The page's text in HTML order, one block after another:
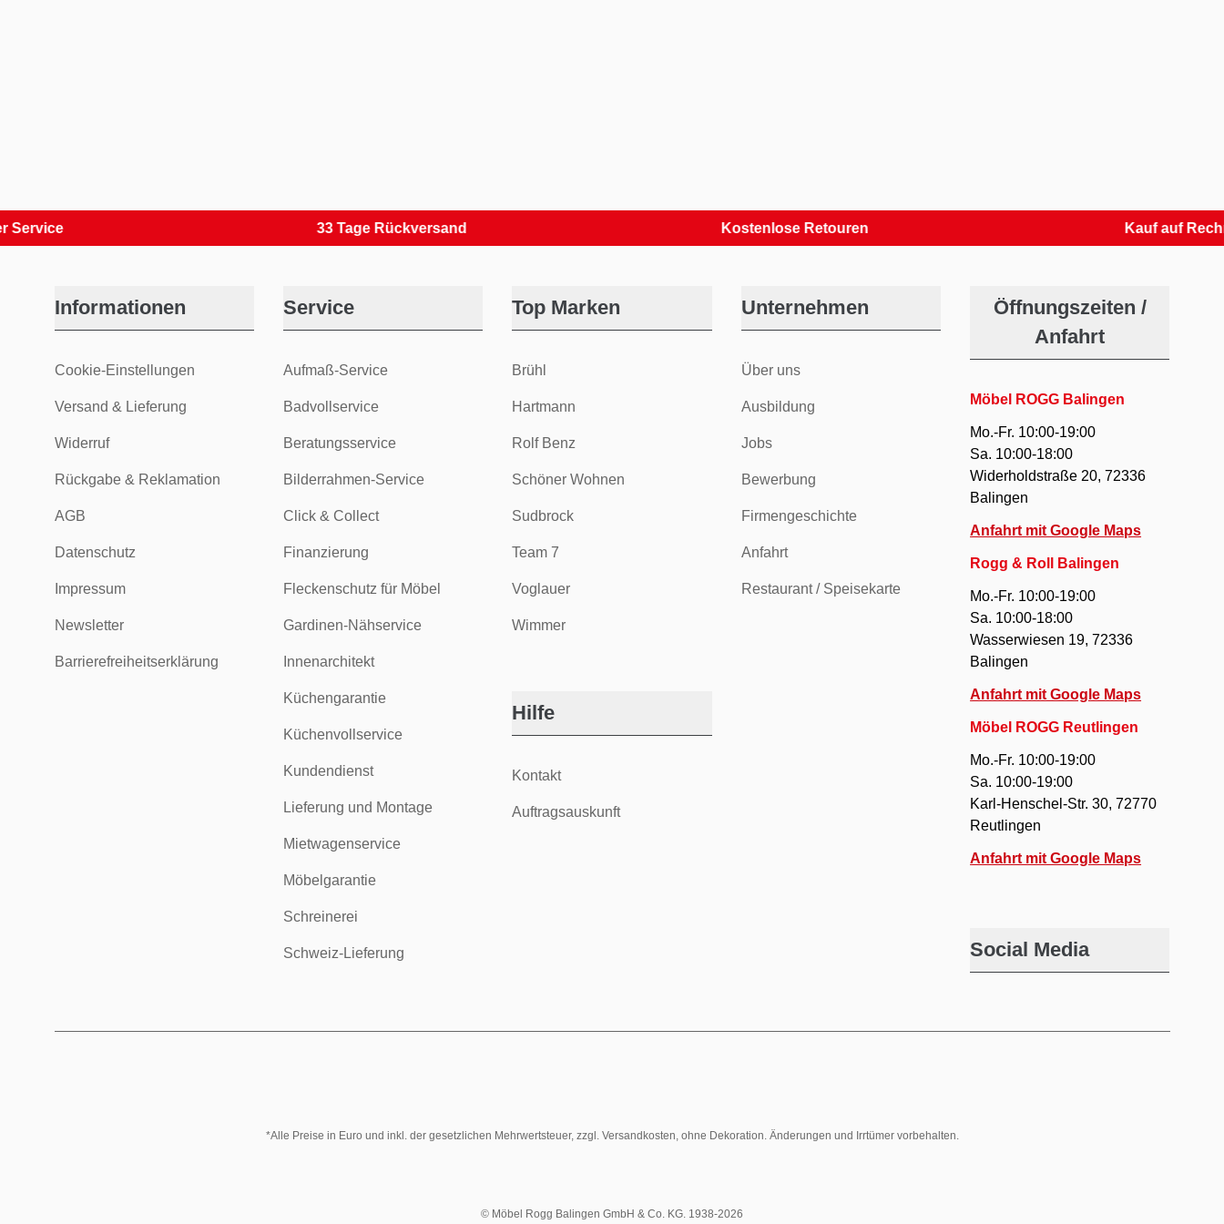
33 Tage Rückversand Kostenlose Retouren Kauf auf Rechnung
Informationen
Cookie-Einstellungen
Versand & Lieferung
Widerruf
Rückgabe & Reklamation
AGB
Datenschutz
Impressum
Newsletter
Barrierefreiheitserklärung
Service
Aufmaß-Service
Badvollservice
Beratungsservice
Bilderrahmen-Service
Click & Collect
Finanzierung
Fleckenschutz für Möbel
Gardinen-Nähservice
Innenarchitekt
Küchengarantie
Küchenvollservice
Kundendienst
Lieferung und Montage
Mietwagenservice
Möbelgarantie
Schreinerei
Schweiz-Lieferung
Top Marken
Brühl
Hartmann
Rolf Benz
Schöner Wohnen
Sudbrock
Team 7
Voglauer
Wimmer
Hilfe
Kontakt
Auftragsauskunft
Unternehmen
Über uns
Ausbildung
Jobs
Bewerbung
Firmengeschichte
Anfahrt
Restaurant / Speisekarte
Öffnungszeiten /
Anfahrt
Möbel ROGG Balingen
Mo.-Fr. 10:00-19:00
Sa. 10:00-18:00
Widerholdstraße 20, 72336
Balingen
Anfahrt mit Google Maps
Rogg & Roll Balingen
Mo.-Fr. 10:00-19:00
Sa. 10:00-18:00
Wasserwiesen 19, 72336
Balingen
Anfahrt mit Google Maps
Möbel ROGG Reutlingen
Mo.-Fr. 10:00-19:00
Sa. 10:00-19:00
Karl-Henschel-Str. 30, 72770
Reutlingen
Anfahrt mit Google Maps
Social Media
*Alle Preise in Euro und inkl. der gesetzlichen Mehrwertsteuer, zzgl. Versandkosten, ohne Dekoration. Änderungen und Irrtümer vorbehalten.
© Möbel Rogg Balingen GmbH & Co. KG. 1938-2026